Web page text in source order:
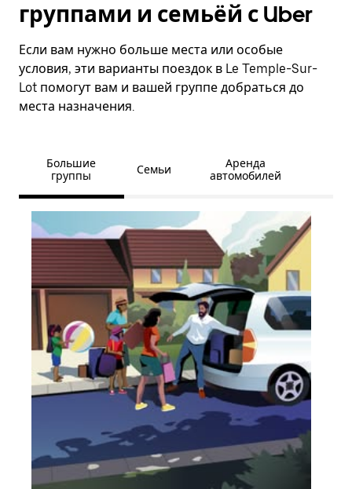
группами и семьёй с Uber
Если вам нужно больше места или особые
условия, эти варианты поездок в Le Temple-Sur-
Lot помогут вам и вашей группе добраться до
места назначения.
Большие
группы
Семьи
Аренда
автомобилей